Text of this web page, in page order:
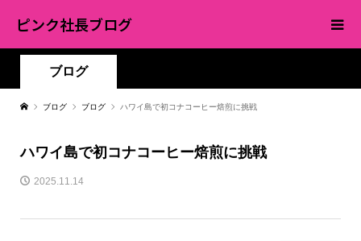
ピンク社長ブログ
ブログ
ブログ ブログ ハワイ島で初コナコーヒー焙煎に挑戦
ハワイ島で初コナコーヒー焙煎に挑戦
2025.11.14